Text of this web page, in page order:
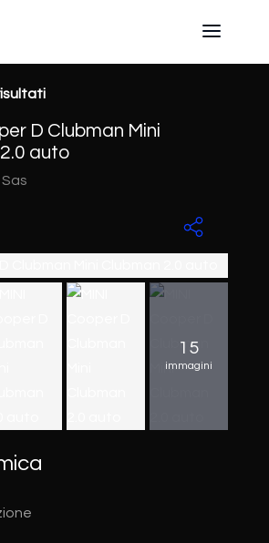
D Clubman Mini
auto
15
immagini